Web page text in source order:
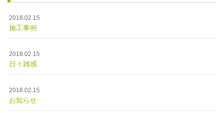
2018.02.15
施工事例
2018.02.15
日々雑感
2018.02.15
お知らせ